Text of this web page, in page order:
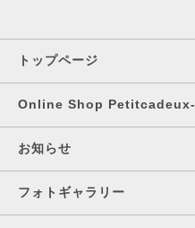
トップページ
Online Shop Petitcadeux-
お知らせ
フォトギャラリー